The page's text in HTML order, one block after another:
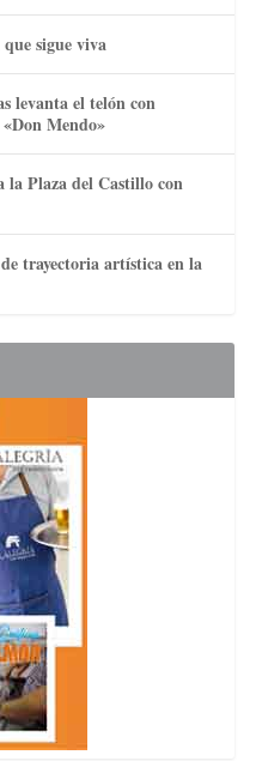
sigue viva
levanta el telón con
Mendo»
la Plaza del Castillo con
trayectoria artística en la